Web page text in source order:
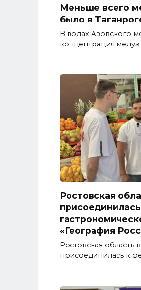
Меньше всего
было в
В водах Азовского
концентрация медуз
Ростовская
«География
Ростовская область
присоединилась к